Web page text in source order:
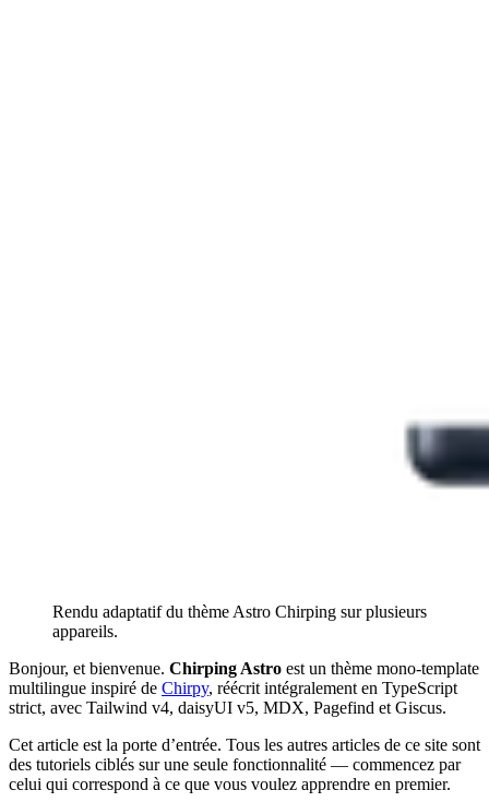
Rendu adaptatif du thème Astro Chirping sur plusieurs
appareils.
Bonjour, et bienvenue. Chirping Astro est un thème mono-template
multilingue inspiré de Chirpy, réécrit intégralement en TypeScript
strict, avec Tailwind v4, daisyUI v5, MDX, Pagefind et Giscus.
Cet article est la porte d’entrée. Tous les autres articles de ce site sont
des tutoriels ciblés sur une seule fonctionnalité — commencez par
celui qui correspond à ce que vous voulez apprendre en premier.